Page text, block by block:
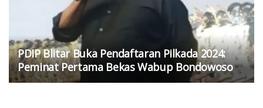
PDIP Blitar Buka Pendaftaran Pilkada 2024:
Peminat Pertama Bekas Wabup Bondowoso